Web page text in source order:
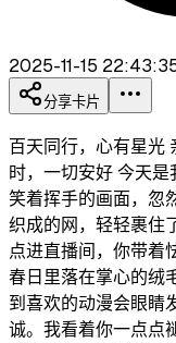
2025-11-15
分享卡片
百天同行，心有星光
时，一切安好 今天
笑着挥手的画面，忽
织成的网，轻轻裹住
点进直播间，你带着
春日里落在掌心的绒
到喜欢的动漫会眼睛
诚。我看着你一点点